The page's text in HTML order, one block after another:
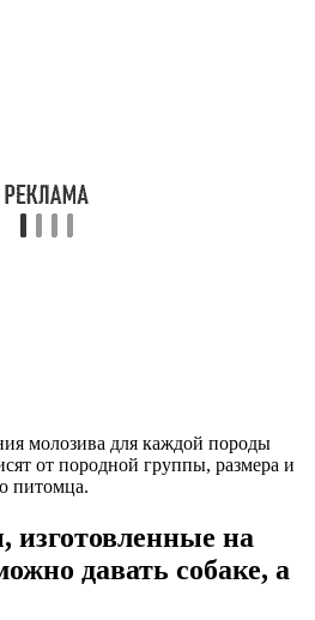
молозива для каждой породы
от породной группы, размера и
питомца.
изготовленные на
давать собаке, а